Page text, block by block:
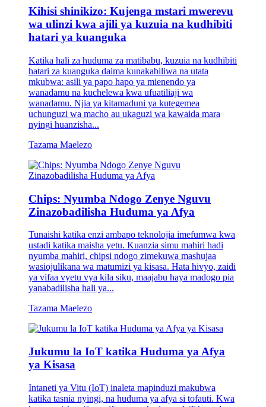
Kihisi shinikizo: Kujenga mstari mwerevu
wa ulinzi kwa ajili ya kuzuia na kudhibiti
hatari ya kuanguka
Katika hali za huduma za matibabu, kuzuia na kudhibiti
hatari za kuanguka daima kunakabiliwa na utata
mkubwa: asili ya papo hapo ya mienendo ya
wanadamu na kuchelewa kwa ufuatiliaji wa
wanadamu. Njia ya kitamaduni ya kutegemea
uchunguzi wa macho au ukaguzi wa kawaida mara
nyingi huanzisha...
Tazama Maelezo
Chips: Nyumba Ndogo Zenye Nguvu
Zinazobadilisha Huduma ya Afya
Tunaishi katika enzi ambapo teknolojia imefumwa kwa
ustadi katika maisha yetu. Kuanzia simu mahiri hadi
nyumba mahiri, chipsi ndogo zimekuwa mashujaa
wasiojulikana wa matumizi ya kisasa. Hata hivyo, zaidi
ya vifaa vyetu vya kila siku, maajabu haya madogo pia
yanabadilisha hali ya...
Tazama Maelezo
Jukumu la IoT katika Huduma ya Afya
ya Kisasa
Intaneti ya Vitu (IoT) inaleta mapinduzi makubwa
katika tasnia nyingi, na huduma ya afya si tofauti. Kwa